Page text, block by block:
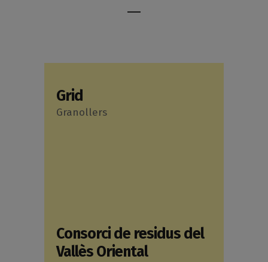
Grid
Granollers
Consorci de residus del
Vallès Oriental